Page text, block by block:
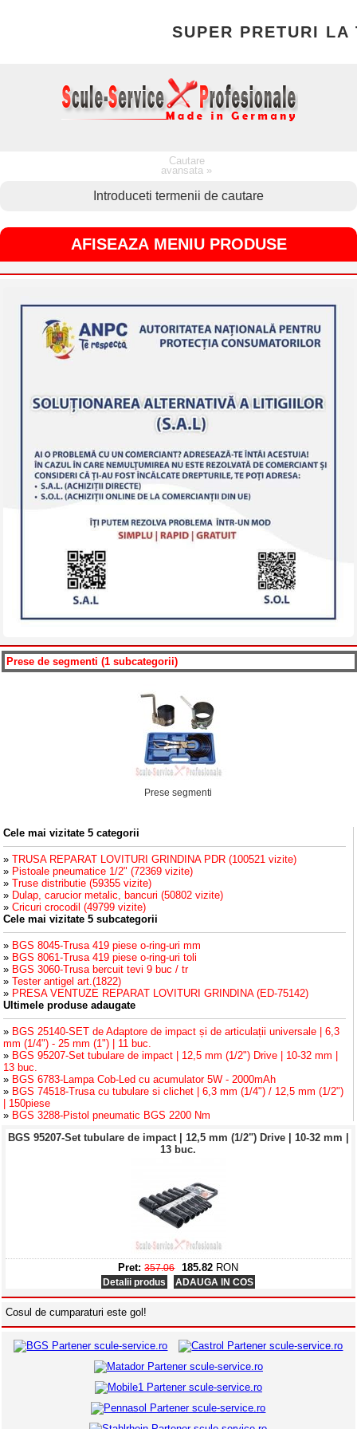
SUPER PRETURI
Cautare
avansata »
AFISEAZA MENIU PRODUSE
Prese de segmenti (1 subcategorii)
Prese segmenti
Cele mai vizitate 5 categorii
»TRUSA REPARAT LOVITURI GRINDINA PDR (100521 vizite)
» Pistoale pneumatice 1/2" (72369 vizite)
»Truse distributie (59355 vizite)
» Dulap, carucior metalic, bancuri (50802 vizite)
»Cricuri crocodil (49799 vizite)
Cele mai vizitate 5 subcategorii
» BGS 8045-Trusa 419 piese o-ring-uri mm
» BGS 8061-Trusa 419 piese o-ring-uri toli
» BGS 3060-Trusa bercuit tevi 9 buc / tr
»Tester antigel art.(1822)
» PRESA VENTUZE REPARAT LOVITURI GRINDINA (ED-75142)
Ultimele produse adaugate
» BGS 25140-SET de Adaptore de impact și de articulații universale | 6,3
mm (1/4") - 25 mm (1") | 11 buc.
» BGS 95207-Set tubulare de impact | 12,5 mm (1/2") Drive | 10-32 mm |
13 buc.
» BGS 6783-Lampa Cob-Led cu acumulator 5W - 2000mAh
» BGS 74518-Trusa cu tubulare si clichet | 6,3 mm (1/4") / 12,5 mm (1/2")
| 150piese
» BGS 3288-Pistol pneumatic BGS 2200 Nm
BGS 95207-Set tubulare de impact | 12,5 mm (1/2") Drive | 10-32 mm |
13 buc.
Pret: 357.06 185.82 RON
Detalii produs ADAUGA IN COS
BGS 6783-Lampa Cob-Led cu acumulator 5W - 2000mAh
Pret: 149.23 71.34RON
Detalii produs
Cosul de cumparaturi este gol!